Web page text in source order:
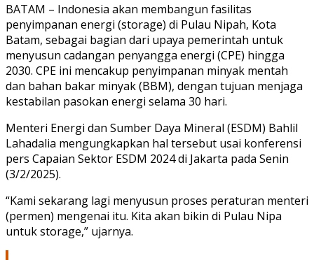
BATAM – Indonesia akan membangun fasilitas
penyimpanan energi (storage) di Pulau Nipah, Kota
Batam, sebagai bagian dari upaya pemerintah untuk
menyusun cadangan penyangga energi (CPE) hingga
2030. CPE ini mencakup penyimpanan minyak mentah
dan bahan bakar minyak (BBM), dengan tujuan menjaga
kestabilan pasokan energi selama 30 hari.
Menteri Energi dan Sumber Daya Mineral (ESDM) Bahlil
Lahadalia mengungkapkan hal tersebut usai konferensi
pers Capaian Sektor ESDM 2024 di Jakarta pada Senin
(3/2/2025).
“Kami sekarang lagi menyusun proses peraturan menteri
(permen) mengenai itu. Kita akan bikin di Pulau Nipa
untuk storage,” ujarnya.